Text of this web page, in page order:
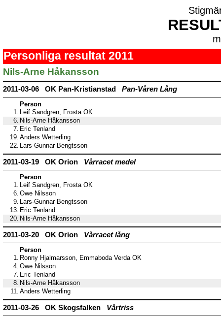
Personliga resultat 2011
Nils-Arne Håkansson
2011-03-06 OK Pan-Kristianstad Pan-Våren Lång
Person
1. Leif Sandgren, Frosta OK
6. Nils-Arne Håkansson
7. Eric Tenland
19. Anders Wetterling
22. Lars-Gunnar Bengtsson
2011-03-19 OK Orion Vårracet medel
Person
1. Leif Sandgren, Frosta OK
6. Owe Nilsson
9. Lars-Gunnar Bengtsson
13. Eric Tenland
20. Nils-Arne Håkansson
2011-03-20 OK Orion Vårracet lång
Person
1. Ronny Hjalmarsson, Emmaboda Verda OK
4. Owe Nilsson
7. Eric Tenland
8. Nils-Arne Håkansson
11. Anders Wetterling
2011-03-26 OK Skogsfalken Vårtriss